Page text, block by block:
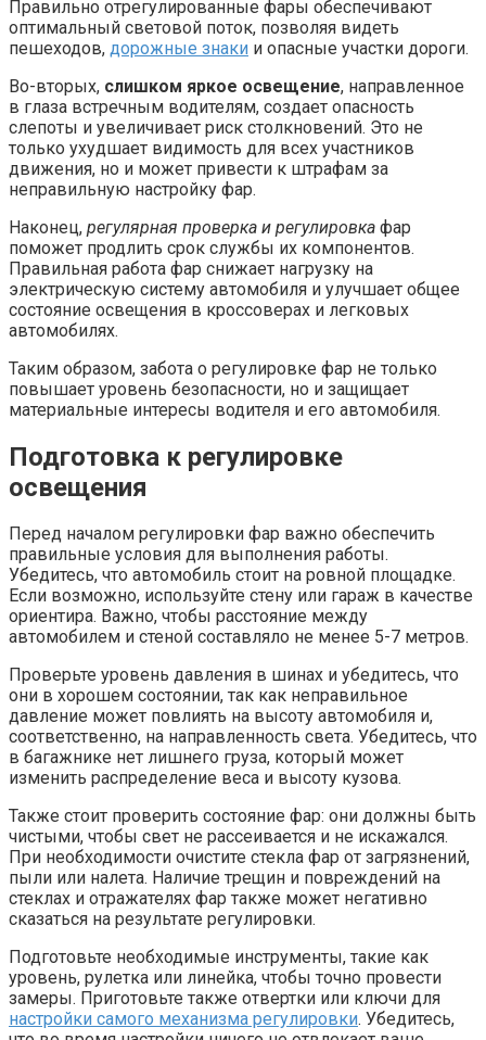
Правильно отрегулированные фары обеспечивают
оптимальный световой поток, позволяя видеть
пешеходов, дорожные знаки и опасные участки дороги.
Во-вторых, слишком яркое освещение, направленное
в глаза встречным водителям, создает опасность
слепоты и увеличивает риск столкновений. Это не
только ухудшает видимость для всех участников
движения, но и может привести к штрафам за
неправильную настройку фар.
Наконец, регулярная проверка и регулировка фар
поможет продлить срок службы их компонентов.
Правильная работа фар снижает нагрузку на
электрическую систему автомобиля и улучшает общее
состояние освещения в кроссоверах и легковых
автомобилях.
Таким образом, забота о регулировке фар не только
повышает уровень безопасности, но и защищает
материальные интересы водителя и его автомобиля.
Подготовка к регулировке
освещения
Перед началом регулировки фар важно обеспечить
правильные условия для выполнения работы.
Убедитесь, что автомобиль стоит на ровной площадке.
Если возможно, используйте стену или гараж в качестве
ориентира. Важно, чтобы расстояние между
автомобилем и стеной составляло не менее 5-7 метров.
Проверьте уровень давления в шинах и убедитесь, что
они в хорошем состоянии, так как неправильное
давление может повлиять на высоту автомобиля и,
соответственно, на направленность света. Убедитесь, что
в багажнике нет лишнего груза, который может
изменить распределение веса и высоту кузова.
Также стоит проверить состояние фар: они должны быть
чистыми, чтобы свет не рассеивается и не искажался.
При необходимости очистите стекла фар от загрязнений,
пыли или налета. Наличие трещин и повреждений на
стеклах и отражателях фар также может негативно
сказаться на результате регулировки.
Подготовьте необходимые инструменты, такие как
уровень, рулетка или линейка, чтобы точно провести
замеры. Приготовьте также отвертки или ключи для
настройки самого механизма регулировки. Убедитесь,